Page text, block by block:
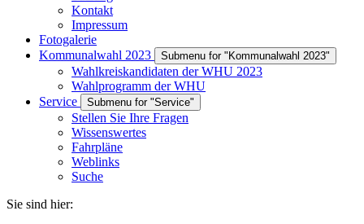
Kontakt
Impressum
Fotogalerie
Kommunalwahl 2023
Submenu for "Kommunalwahl 2023"
Wahlkreiskandidaten der WHU 2023
Wahlprogramm der WHU
Service
Submenu for "Service"
Stellen Sie Ihre Fragen
Wissenswertes
Fahrpläne
Weblinks
Suche
Sie sind hier: